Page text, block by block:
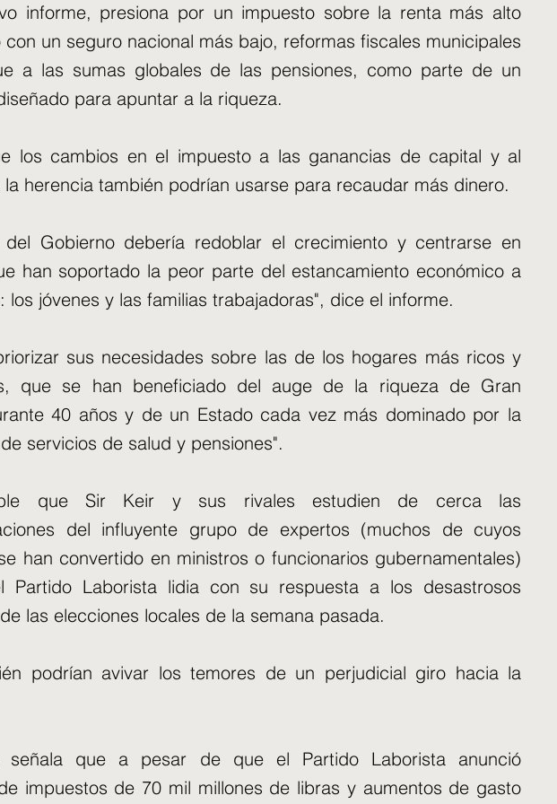
informe, presiona por un impuesto sobre la renta más alto
un seguro nacional más bajo, reformas fiscales municipales
a las sumas globales de las pensiones, como parte de un
para apuntar a la riqueza.
los cambios en el impuesto a las ganancias de capital y al
la herencia también podrían usarse para recaudar más dinero.
del Gobierno debería redoblar el crecimiento y centrarse en
han soportado la peor parte del estancamiento económico a
los jóvenes y las familias trabajadoras", dice el informe.
sus necesidades sobre las de los hogares más ricos y
que se han beneficiado del auge de la riqueza de Gran
40 años y de un Estado cada vez más dominado por la
servicios de salud y pensiones".
que Sir Keir y sus rivales estudien de cerca las
del influyente grupo de expertos (muchos de cuyos
han convertido en ministros o funcionarios gubernamentales)
Partido Laborista lidia con su respuesta a los desastrosos
las elecciones locales de la semana pasada.
podrían avivar los temores de un perjudicial giro hacia la
señala que a pesar de que el Partido Laborista anunció
impuestos de 70 mil millones de libras y aumentos de gasto